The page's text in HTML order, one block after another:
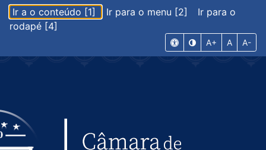
Ir a o conteúdo [1] Ir para o menu [2]
Ir para o
rodapé [4]
A+ A A-